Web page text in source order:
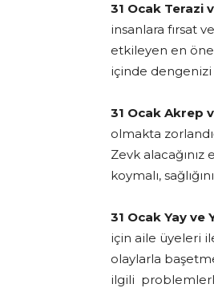
31 Ocak Terazi
insanlara fırsat
etkileyen en
içinde dengenizi
31 Ocak Akrep
olmakta
Zevk
koymalı,
31 Ocak Yay ve
için aile üyeleri
olaylarla
ilgili